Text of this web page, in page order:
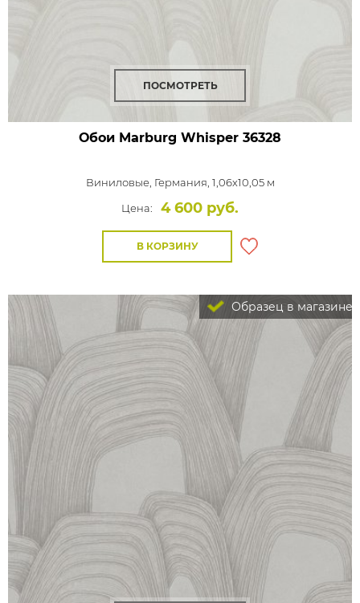
ПОСМОТРЕТЬ
Обои Marburg Whisper 36328
Виниловые, Германия, 1,06x10,05 м
Цена:
4 600 руб.
В КОРЗИНУ
Образец в магазине